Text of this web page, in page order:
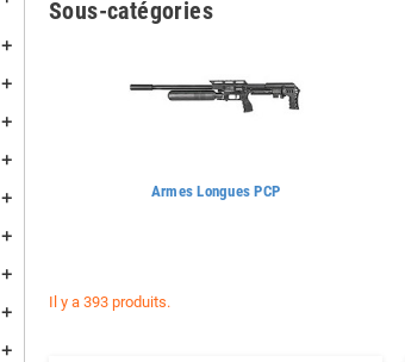
add
add
add
add
add
add
add
add
add
Sous-catégories
Armes Longues PCP
Il y a 393 produits.